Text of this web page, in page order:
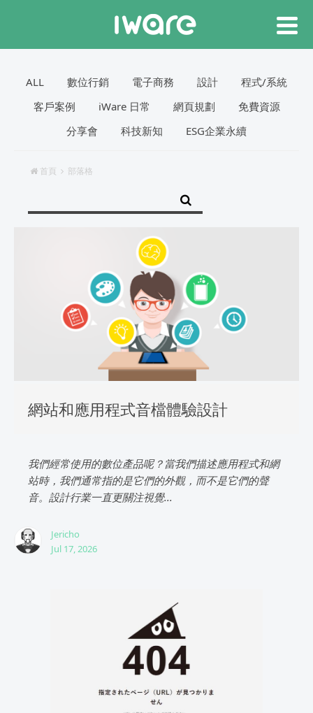
ALL 數位行銷 電子商務 設計
程式/系統
客戶案例
iWare 日常 網頁規劃
免費資源
分享會
科技新知 ESG企業永續
首頁 部落格
網站和應用程式音檔體驗設計
我們經常使用的數位產品呢？當我們描述應用程式和網
站時，我們通常指的是它們的外觀，而不是它們的聲
音。設計行業一直更關注視覺...
Jericho
Jul 17, 2026